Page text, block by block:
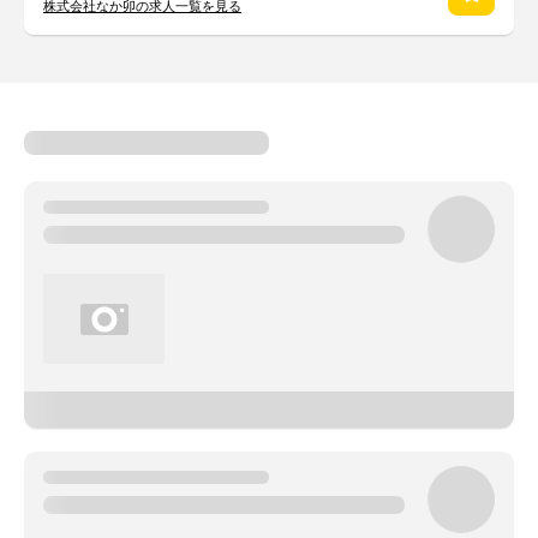
株式会社なか卯の求人一覧を見る